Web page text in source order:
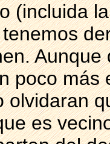
(incluida
poco más
olvidaran
es